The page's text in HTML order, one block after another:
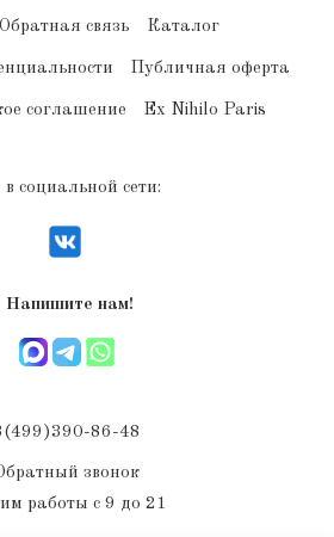
Обратная связь Каталог
Публичная оферта
соглашение Ex Nihilo Paris
социальной сети:
Напишите нам!
86-48
звонок
работы с 9 до 21